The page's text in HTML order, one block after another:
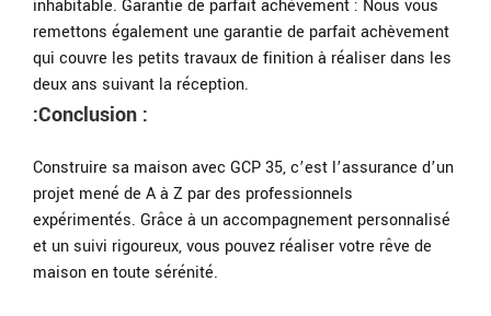
inhabitable. Garantie de parfait achèvement : Nous vous
remettons également une garantie de parfait achèvement
qui couvre les petits travaux de finition à réaliser dans les
deux ans suivant la réception.
:Conclusion :
Construire sa maison avec GCP 35, c’est l’assurance d’un
projet mené de A à Z par des professionnels
expérimentés. Grâce à un accompagnement personnalisé
et un suivi rigoureux, vous pouvez réaliser votre rêve de
maison en toute sérénité.